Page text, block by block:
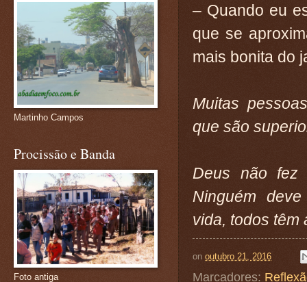
– Quando eu
que se
mais bonita do
Muitas
que são
Deus não fez
Ninguém
vida, todos têm
on outubro 21, 2016
Marcadores:
Martinho Campos
Procissão e Banda
Foto antiga